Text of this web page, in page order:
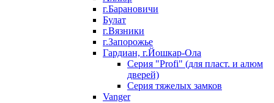
г.Барановичи
Булат
г.Вязники
г.Запорожье
Гардиан, г.Йошкар-Ола
Серия "Profi" (для пласт. и алюм
дверей)
Серия тяжелых замков
Vanger